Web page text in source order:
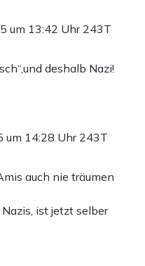
um 13:42 Uhr 243T
deshalb Nazi!
um 14:28 Uhr 243T
auch nie träumen
ist jetzt selber